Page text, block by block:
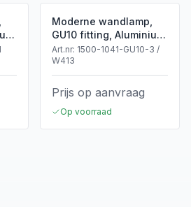
Moderne wandlamp,
GU10 fitting, Aluminium,
IP65, Zwart
Art.nr: 1500-1041-GU10-3 /
W413
Prijs op aanvraag
Op voorraad